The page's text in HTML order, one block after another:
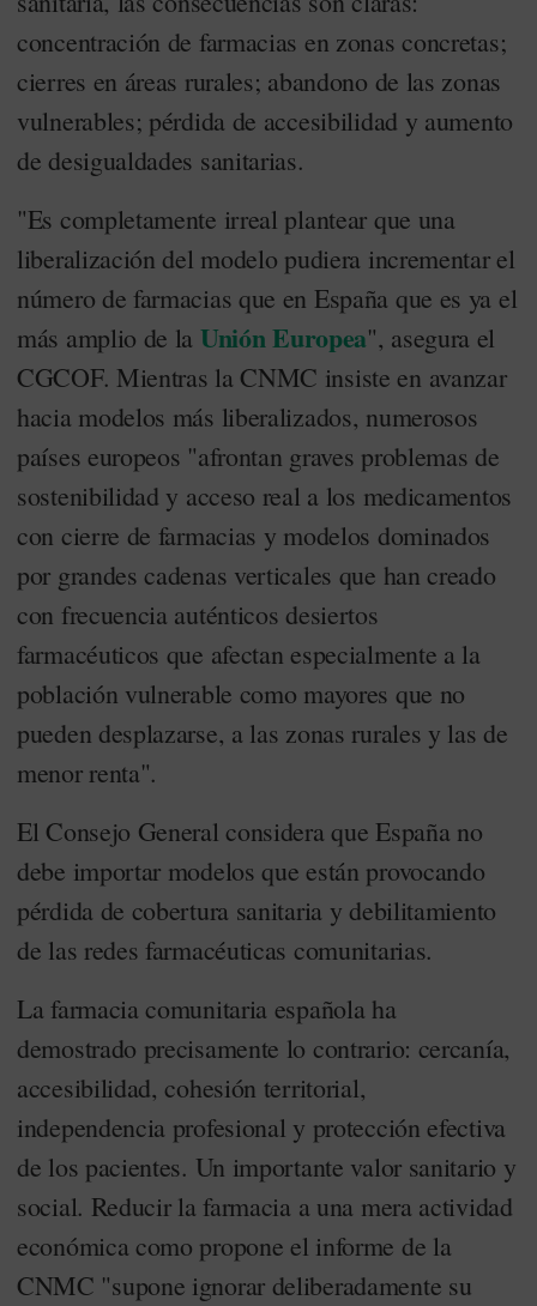
concentración de farmacias en zonas concretas;
cierres en áreas rurales; abandono de las zonas
vulnerables; pérdida de accesibilidad y aumento
de desigualdades sanitarias.
"Es completamente irreal plantear que una
liberalización del modelo pudiera incrementar el
número de farmacias que en España que es ya el
más amplio de la Unión Europea", asegura el
CGCOF. Mientras la CNMC insiste en avanzar
hacia modelos más liberalizados, numerosos
países europeos "afrontan graves problemas de
sostenibilidad y acceso real a los medicamentos
con cierre de farmacias y modelos dominados
por grandes cadenas verticales que han creado
con frecuencia auténticos desiertos
farmacéuticos que afectan especialmente a la
población vulnerable como mayores que no
pueden desplazarse, a las zonas rurales y las de
menor renta".
El Consejo General considera que España no
debe importar modelos que están provocando
pérdida de cobertura sanitaria y debilitamiento
de las redes farmacéuticas comunitarias.
La farmacia comunitaria española ha
demostrado precisamente lo contrario: cercanía,
accesibilidad, cohesión territorial,
independencia profesional y protección efectiva
de los pacientes. Un importante valor sanitario y
social. Reducir la farmacia a una mera actividad
económica como propone el informe de la
CNMC "supone ignorar deliberadamente su